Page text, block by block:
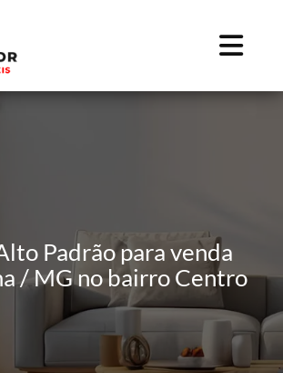
Padrão para venda
/ MG no bairro Centro